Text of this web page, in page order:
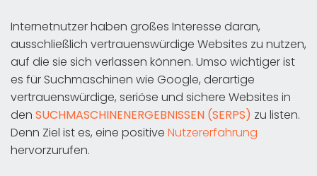
Internetnutzer haben großes Interesse daran,
ausschließlich vertrauenswürdige Websites zu nutzen,
auf die sie sich verlassen können. Umso wichtiger ist
es für Suchmaschinen wie Google, derartige
vertrauenswürdige, seriöse und sichere Websites in
den SUCHMASCHINENERGEBNISSEN (SERPS) zu listen.
Denn Ziel ist es, eine positive Nutzererfahrung
hervorzurufen.